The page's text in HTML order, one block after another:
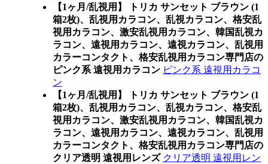
【1ヶ月/乱視用】 トリカ サンセット ブラウン (1
箱2枚)、乱視用カラコン、乱視カラコン、格安乱
視用カラコン、激安乱視用カラコン、韓国乱視カ
ラコン、遠視用カラコン、遠視カラコン、乱視用
カラーコンタクト、格安乱視用カラコン専門店の
ピンク系 遠視用カラコン ピンク系 遠視用カラコ
ン
【1ヶ月/乱視用】 トリカ サンセット ブラウン (1
箱2枚)、乱視用カラコン、乱視カラコン、格安乱
視用カラコン、激安乱視用カラコン、韓国乱視カ
ラコン、遠視用カラコン、遠視カラコン、乱視用
カラーコンタクト、格安乱視用カラコン専門店の
クリア透明 遠視用レンズ クリア透明 遠視用レン